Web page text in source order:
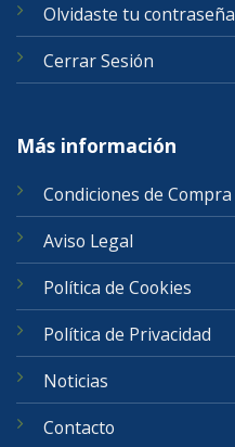
Olvidaste tu contraseña
Cerrar Sesión
Más información
Condiciones de Compra
Aviso Legal
Política de Cookies
Política de Privacidad
Noticias
Contacto